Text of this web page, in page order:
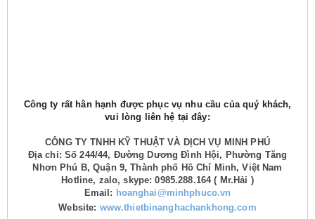
Công ty rất hân hạnh được phục vụ nhu cầu của quý khách,
vui lòng liên hệ tại đây:
CÔNG TY TNHH KỸ THUẬT VÀ DỊCH VỤ MINH PHÚ
Địa chỉ: Số 244/44, Đường Dương Đình Hội, Phường Tăng
Nhơn Phú B, Quận 9, Thành phố Hồ Chí Minh, Việt Nam
Hotline, zalo, skype: 0985.288.164 ( Mr.Hải )
Email: hoanghai@minhphuco.vn
Website: www.thietbinanghachankhong.com